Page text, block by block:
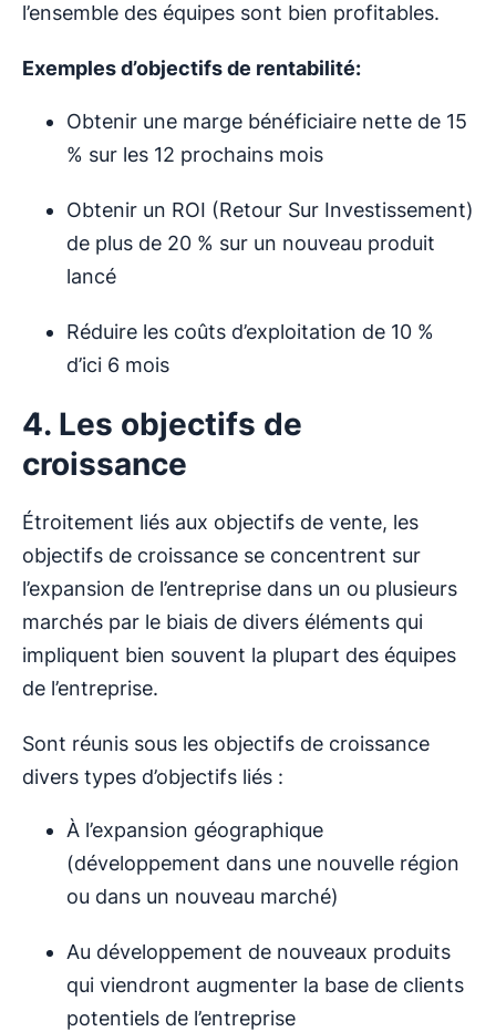
l’ensemble des équipes sont bien profitables.
Exemples d’objectifs de rentabilité:
Obtenir une marge bénéficiaire nette de 15
% sur les 12 prochains mois
Obtenir un ROI (Retour Sur Investissement)
de plus de 20 % sur un nouveau produit
lancé
Réduire les coûts d’exploitation de 10 %
d’ici 6 mois
4. Les objectifs de
croissance
Étroitement liés aux objectifs de vente, les
objectifs de croissance se concentrent sur
l’expansion de l’entreprise dans un ou plusieurs
marchés par le biais de divers éléments qui
impliquent bien souvent la plupart des équipes
de l’entreprise.
Sont réunis sous les objectifs de croissance
divers types d’objectifs liés :
À l’expansion géographique
(développement dans une nouvelle région
ou dans un nouveau marché)
Au développement de nouveaux produits
qui viendront augmenter la base de clients
potentiels de l’entreprise